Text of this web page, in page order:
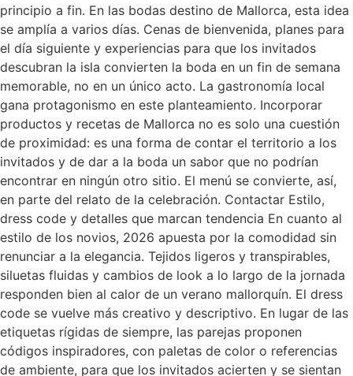
principio a fin. En las bodas destino de Mallorca, esta idea
se amplía a varios días. Cenas de bienvenida, planes para
el día siguiente y experiencias para que los invitados
descubran la isla convierten la boda en un fin de semana
memorable, no en un único acto. La gastronomía local
gana protagonismo en este planteamiento. Incorporar
productos y recetas de Mallorca no es solo una cuestión
de proximidad: es una forma de contar el territorio a los
invitados y de dar a la boda un sabor que no podrían
encontrar en ningún otro sitio. El menú se convierte, así,
en parte del relato de la celebración. Contactar Estilo,
dress code y detalles que marcan tendencia En cuanto al
estilo de los novios, 2026 apuesta por la comodidad sin
renunciar a la elegancia. Tejidos ligeros y transpirables,
siluetas fluidas y cambios de look a lo largo de la jornada
responden bien al calor de un verano mallorquín. El dress
code se vuelve más creativo y descriptivo. En lugar de las
etiquetas rígidas de siempre, las parejas proponen
códigos inspiradores, con paletas de color o referencias
de ambiente, para que los invitados acierten y se sientan